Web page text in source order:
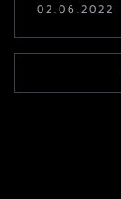
02.06.2022